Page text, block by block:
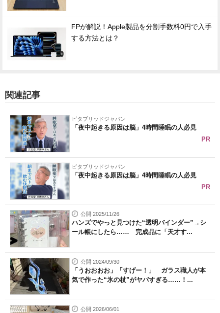
FPが解説！Apple製品を分割手数料0円で入手
する方法とは？
関連記事
ビタブリッドジャパン
「夜中起きる原因は脳」4時間睡眠の人必見
PR
ビタブリッドジャパン
「夜中起きる原因は脳」4時間睡眠の人必見
PR
公開 2025/11/26
ハンズでやっと見つけた“透明バインダー”→シ
ール帳にしたら…… 完成品に「天才す...
公開 2024/09/30
「うおおおお」「すげー！」 ガラス職人が本
気で作った“氷の杖”がヤバすぎる……！...
公開 2026/06/01